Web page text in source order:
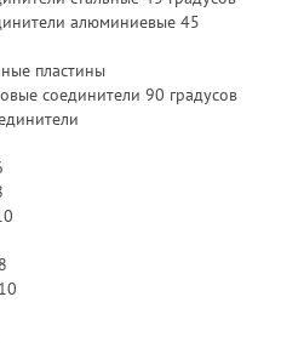
алюминиевые 45
пластины
соединители 90 градусов